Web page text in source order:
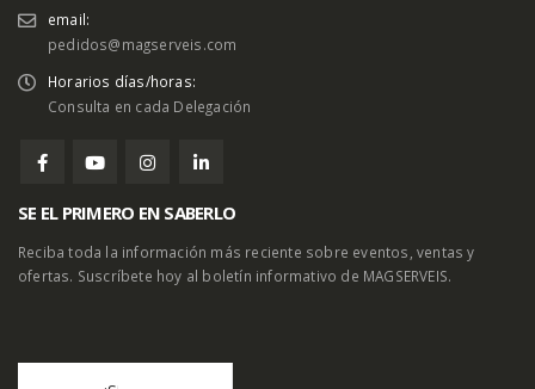
email:
pedidos@magserveis.com
Horarios días/horas:
Consulta en cada Delegación
SE EL PRIMERO EN SABERLO
Reciba toda la información más reciente sobre eventos, ventas y
ofertas. Suscríbete hoy al boletín informativo de MAGSERVEIS.